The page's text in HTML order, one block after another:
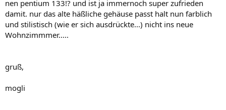
nen pentium 133!? und ist ja immernoch super zufrieden
damit. nur das alte häßliche gehäuse passt halt nun farblich
und stilistisch (wie er sich ausdrückte...) nicht ins neue
Wohnzimmmer.....
gruß,
mogli